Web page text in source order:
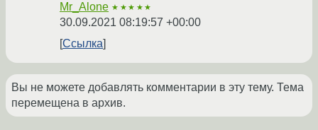
Mr_Alone ★★★★★
30.09.2021 08:19:57 +00:00
Ссылка
Вы не можете добавлять комментарии в эту тему. Тема
перемещена в архив.